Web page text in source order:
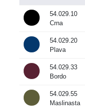
54.029.10
Crna
54.029.20
Plava
54.029.33
Bordo
54.029.55
Maslinasta